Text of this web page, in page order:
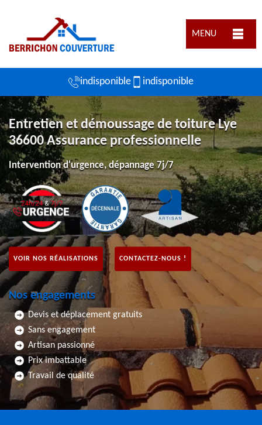
MENU
indisponible indisponible
Entretien et démoussage de toiture Lye
36600 Assurance professionnelle
Intervention d'urgence, dépannage 7j/7
VOIR NOS RÉALISATIONS CONTACTEZ-NOUS !
Nos engagements
Devis et déplacement gratuits
Sans engagement
Artisan passionné
Prix imbattable
Travail de qualité